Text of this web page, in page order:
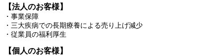
【法人のお客様】
・事業保障
・三大疾病での長期療養による売り上げ減少
・従業員の福利厚生
【個人のお客様】